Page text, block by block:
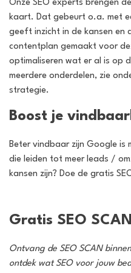
Onze SEO experts brengen
kaart. Dat gebeurt o.a. met
geeft inzicht in de kansen en
contentplan gemaakt voor
optimaliseren wat er al is op
meerdere onderdelen, zie
strategie.
Boost je
Beter vindbaar zijn Google is
die leiden tot meer leads /
kansen zijn? Doe de gratis
Gratis SEO
Ontvang de SEO SCAN
ontdek wat SEO voor jouw